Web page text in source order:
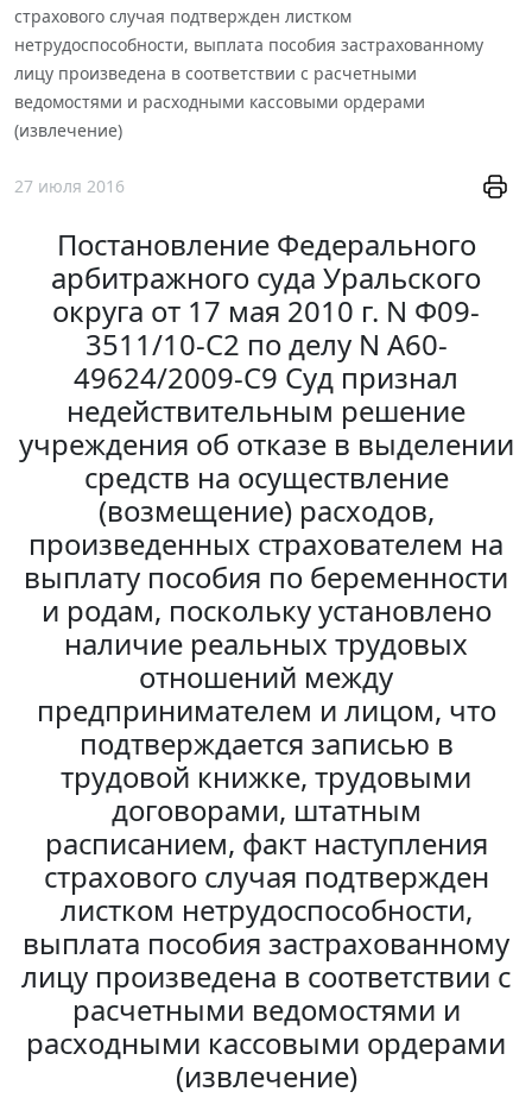
страхового случая подтвержден листком
нетрудоспособности, выплата пособия застрахованному
лицу произведена в соответствии с расчетными
ведомостями и расходными кассовыми ордерами
(извлечение)
27 июля 2016
Постановление Федерального
арбитражного суда Уральского
округа от 17 мая 2010 г. N Ф09-
3511/10-С2 по делу N А60-
49624/2009-С9 Суд признал
недействительным решение
учреждения об отказе в выделении
средств на осуществление
(возмещение) расходов,
произведенных страхователем на
выплату пособия по беременности
и родам, поскольку установлено
наличие реальных трудовых
отношений между
предпринимателем и лицом, что
подтверждается записью в
трудовой книжке, трудовыми
договорами, штатным
расписанием, факт наступления
страхового случая подтвержден
листком нетрудоспособности,
выплата пособия застрахованному
лицу произведена в соответствии с
расчетными ведомостями и
расходными кассовыми ордерами
(извлечение)